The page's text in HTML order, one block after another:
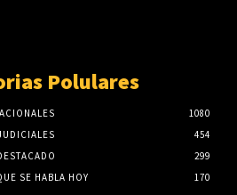
Polulares
1080
454
299
SE HABLA HOY
170